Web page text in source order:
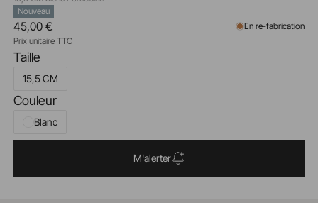
Taille
15,5 CM
Couleur
Blanc
Nouveau
45,00 €
Prix unitaire TTC
En re-fabrication
M'alerter